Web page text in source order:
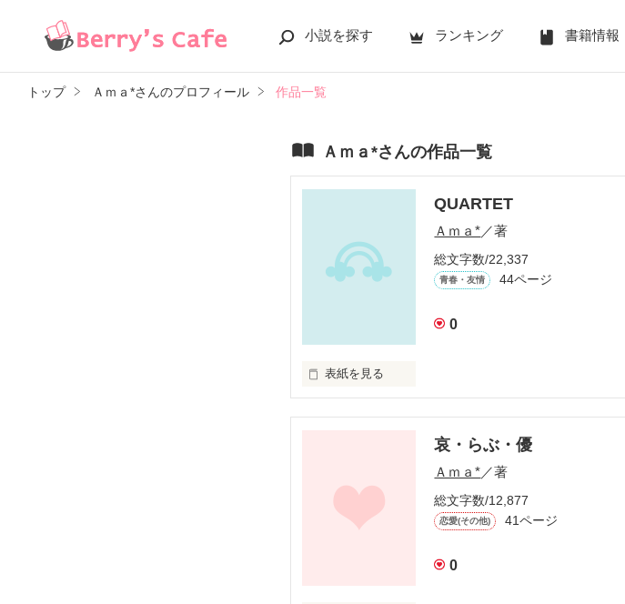
小説を探す ランキング 書籍情報
トップ Ａｍａ*さんのプロフィール 作品一覧
Ａｍａ*さんの作品一覧
QUARTET
Ａｍａ*／著
総文字数/22,337
青春・友情 44ページ
0
表紙を見る
ささやかで、だけど大きな出会い。
哀・らぶ・優
Ａｍａ*／著
総文字数/12,877
恋愛(その他) 41ページ
0